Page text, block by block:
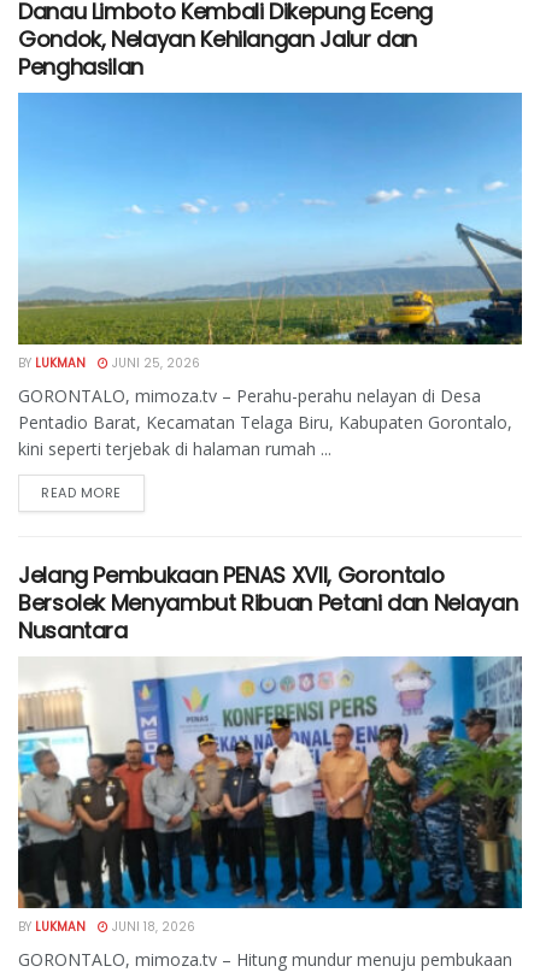
Danau Limboto Kembali Dikepung Eceng
Gondok, Nelayan Kehilangan Jalur dan
Penghasilan
BY LUKMAN JUNI 25, 2026
GORONTALO, mimoza.tv – Perahu-perahu nelayan di Desa
Pentadio Barat, Kecamatan Telaga Biru, Kabupaten Gorontalo,
kini seperti terjebak di halaman rumah ...
READ MORE
Jelang Pembukaan PENAS XVII, Gorontalo
Bersolek Menyambut Ribuan Petani dan Nelayan
Nusantara
BY LUKMAN JUNI 18, 2026
GORONTALO, mimoza.tv – Hitung mundur menuju pembukaan